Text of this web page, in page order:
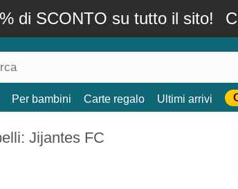
di SCONTO su tutto il sito!
Per bambini Carte regalo Ultimi arrivi
Jijantes FC